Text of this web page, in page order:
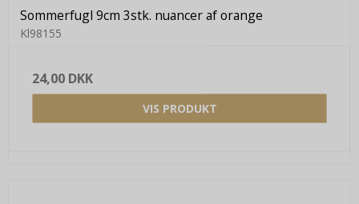
Sommerfugl 9cm 3stk. nuancer af orange
Kl98155
24,00 DKK
VIS PRODUKT